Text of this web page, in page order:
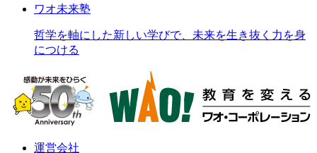
ワオ未来塾
哲学を軸にした新しい学びで、未来を生き抜く力を身
につける
運営会社